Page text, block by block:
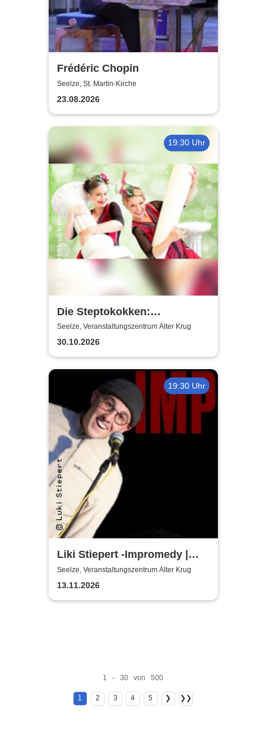
Frédéric Chopin
Seelze, St. Martin-Kirche
23.08.2026
19:30 Uhr
Die Steptokokken:
Körperklassiker |
Kulturinitiative Seelze e.V. -
KiS
Seelze, Veranstaltungszentrum Alter Krug
30.10.2026
19:30 Uhr
Liki Stiepert -Impromedy |
Kulturinitiative Seelze e.V. -
KiS
Seelze, Veranstaltungszentrum Alter Krug
13.11.2026
1 - 30 von 500
1 2 3 4 5 ❯ ❯❯